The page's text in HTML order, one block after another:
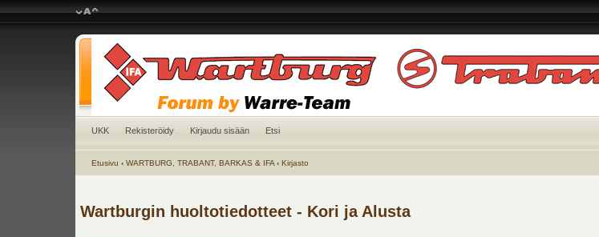
UKK Rekisteröidy Kirjaudu sisään Etsi
Etusivu ‹ WARTBURG, TRABANT, BARKAS & IFA ‹ Kirjasto
Wartburgin huoltotiedotteet - Kori ja Alusta